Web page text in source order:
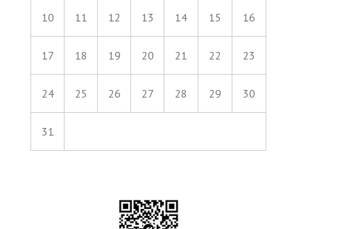
10 11 12 13 14 15 16
17 18 19 20 21 22 23
24 25 26 27 28 29 30
31